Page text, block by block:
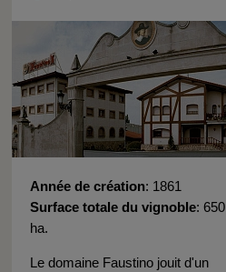
Année de création 1861
Surface totale du vignoble 650
ha.
Le domaine Faustino jouit d'un